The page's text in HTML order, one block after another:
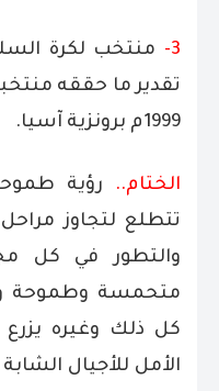
3-
منتخب لكرة
1999م برونزية آسيا.
الختام..
رؤية
تتطلع لتجاوز مراحل
والتطور في كل
متحمسة وطموحة
كل ذلك وغيره
الأمل للأجيال